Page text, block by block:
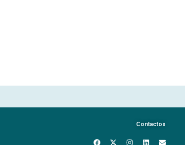
Contactos